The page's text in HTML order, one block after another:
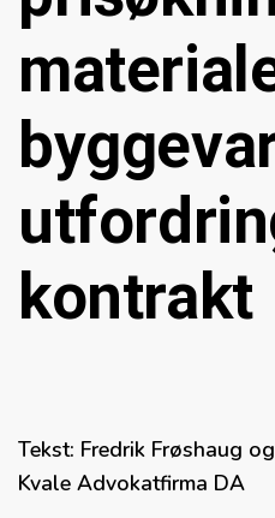
kontrakt
Tekst: Fredrik Frøshaug
Kvale Advokatfirma DA